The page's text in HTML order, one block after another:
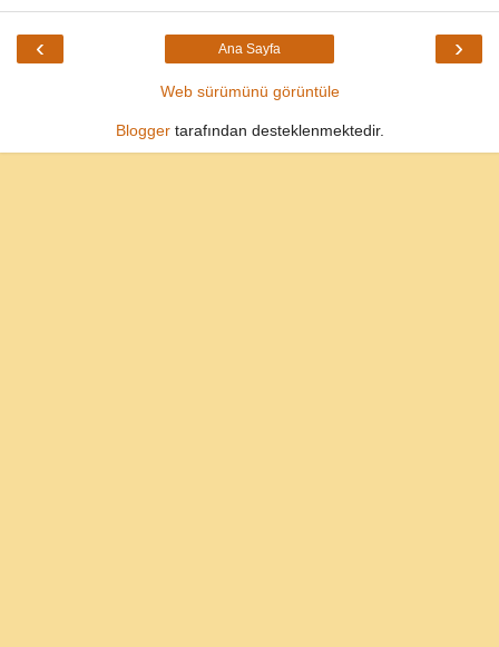
‹ ›
Ana Sayfa
Web sürümünü görüntüle
Bloggertarafından desteklenmektedir.